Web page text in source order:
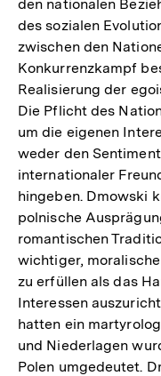
den nationalen
des sozialen
zwischen den
Konkurrenzkampf
Realisierung der
Die Pflicht des
um die eigenen
weder den
internationaler
hingeben. Dmowski
polnische
romantischen
wichtiger,
zu erfüllen als das
Interessen
hatten ein
und Niederlagen
Polen umgedeutet.